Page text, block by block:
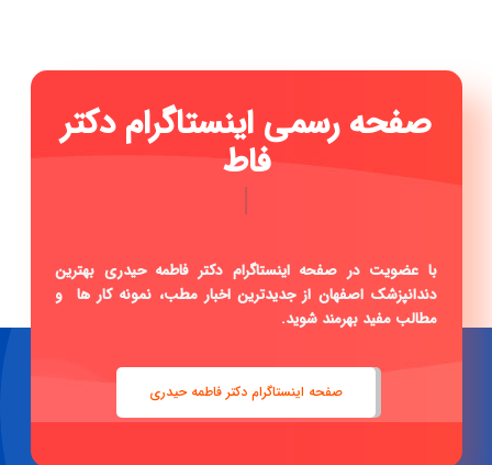
صفحه رسمی اینستاگرام دکتر
فاطمه حیدری
|
با عضویت در صفحه اینستاگرام دکتر فاطمه حیدری بهترین
دندانپزشک اصفهان از جدیدترین اخبار مطب، نمونه کار ها و
مطالب مفید بهرمند شوید.
صفحه اینستاگرام دکتر فاطمه حیدری